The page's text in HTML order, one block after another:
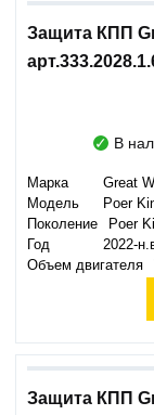
Защита КПП
В
Марка
Great
Модель
Poer
Поколение
Poer
Год
2022-
Объем двигателя
Защита КПП